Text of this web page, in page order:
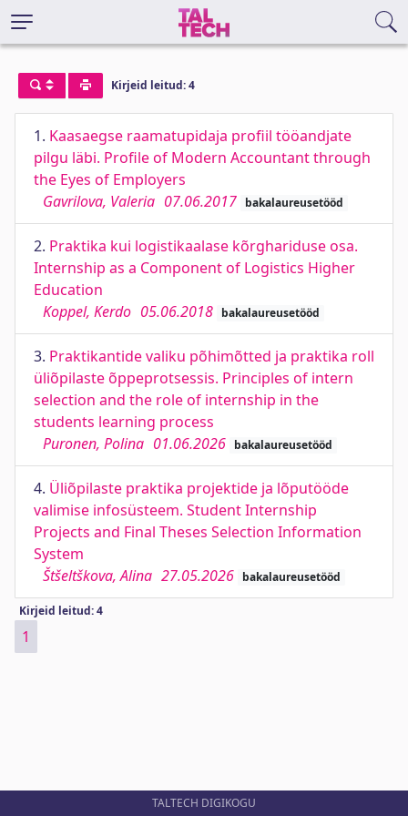
Kirjeid leitud: 4
1. Kaasaegse raamatupidaja profiil tööandjate
pilgu läbi. Profile of Modern Accountant through
the Eyes of Employers
Gavrilova, Valeria 07.06.2017 bakalaureusetööd
2. Praktika kui logistikaalase kõrghariduse osa.
Internship as a Component of Logistics Higher
Education
Koppel, Kerdo 05.06.2018 bakalaureusetööd
3. Praktikantide valiku põhimõtted ja praktika roll
üliõpilaste õppeprotsessis. Principles of intern
selection and the role of internship in the
students learning process
Puronen, Polina 01.06.2026 bakalaureusetööd
4. Üliõpilaste praktika projektide ja lõputööde
valimise infosüsteem. Student Internship
Projects and Final Theses Selection Information
System
Štšeltškova, Alina 27.05.2026 bakalaureusetööd
Kirjeid leitud: 4
1
TALTECH DIGIKOGU